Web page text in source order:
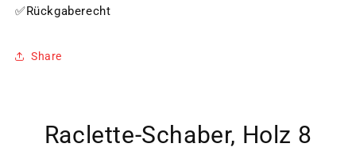
✅Rückgaberecht
Share
Raclette-Schaber, Holz 8